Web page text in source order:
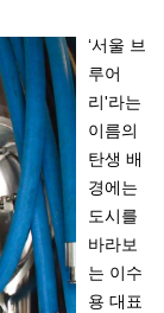
‘서울 브
루어
리'라는
이름의
탄생 배
경에는
도시를
바라보
는 이수
용 대표